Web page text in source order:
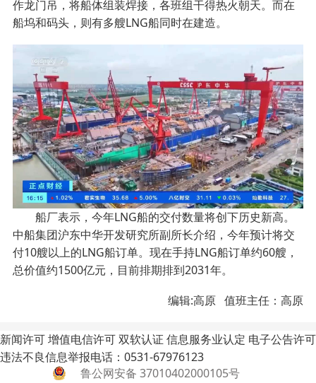
作龙门吊，将船体组装焊接，各班组干得热火朝天。而在
船坞和码头，则有多艘LNG船同时在建造。
船厂表示，今年LNG船的交付数量将创下历史新高。
中船集团沪东中华开发研究所副所长介绍，今年预计将交
付10艘以上的LNG船订单。现在手持LNG船订单约60艘，
总价值约1500亿元，目前排期排到2031年。
编辑:高原 值班主任：高原
新闻许可增值电信许可双软认证 信息服务业认定 电子公告许可
违法不良信息举报电话：0531-67976123
鲁公网安备 37010402000105号